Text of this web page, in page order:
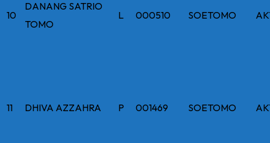
10
DANANG SATRIO
TOMO
L 000510 SOETOMO
11 DHIVA AZZAHRA P 001469 SOETOMO